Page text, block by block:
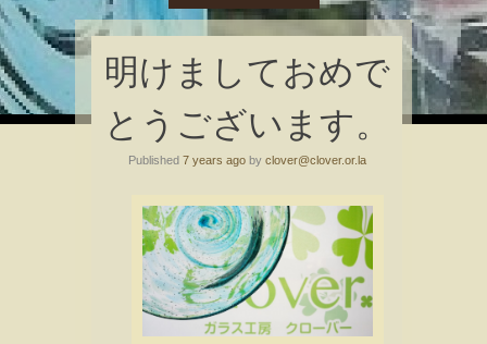
Skip
to
content
明けましておめで
とうございます。
Published 7 years agoby clover@clover.or.la